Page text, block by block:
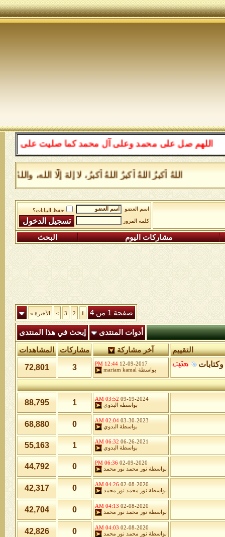
اللهم صل على محمد وعلى آل محمد كما صليت على إبراهيم
اللهُ أكبرُ اللهُ أكبرُ اللهُ أكبرُ، لا إلهَ إلَّا الله،
اسم العضو
حفظ البيانات؟
كلمة المرور
مشاركات اليوم البحث
صفحة 1 من 4 1
2
3
> الأخيرة »
أدوات المنتدى إبحث في هذا المنتدى
التقييم آخر مشاركة مشاركات المشاهدات
12-09-2017
12:44 PM
بواسطة mariam kamal
3
72,801
09-19-2024
03:52 AM
بواسطة
البدوي 1
88,795
03-30-2023
02:04 AM
بواسطة
البدوي 0
68,880
06-26-2021
06:32 AM
بواسطة
البدوي 1
55,163
02-09-2020
06:36 PM
بواسطة نور محمد نور محمد 0
44,792
02-08-2020
04:26 AM
بواسطة نور محمد نور محمد 0
42,317
02-08-2020
04:13 AM
بواسطة نور محمد نور محمد 0
42,704
02-08-2020
04:03 AM
بواسطة نور محمد نور محمد 0
42,826